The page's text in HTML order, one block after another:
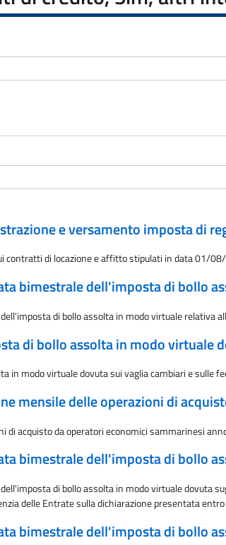
e versamento imposta di
contratti di locazione e affitto stipulati in data 01/
bimestrale dell'imposta di bollo
di bollo assolta in modo virtuale relativa
di bollo assolta in modo virtuale
in modo virtuale dovuta sui vaglia cambiari e
mensile delle operazioni di
di acquisto da operatori economici sammarinesi
bimestrale dell'imposta di bollo
di bollo assolta in modo virtuale dovuta
delle Entrate sulla dichiarazione presentata
bimestrale dell'imposta di bollo